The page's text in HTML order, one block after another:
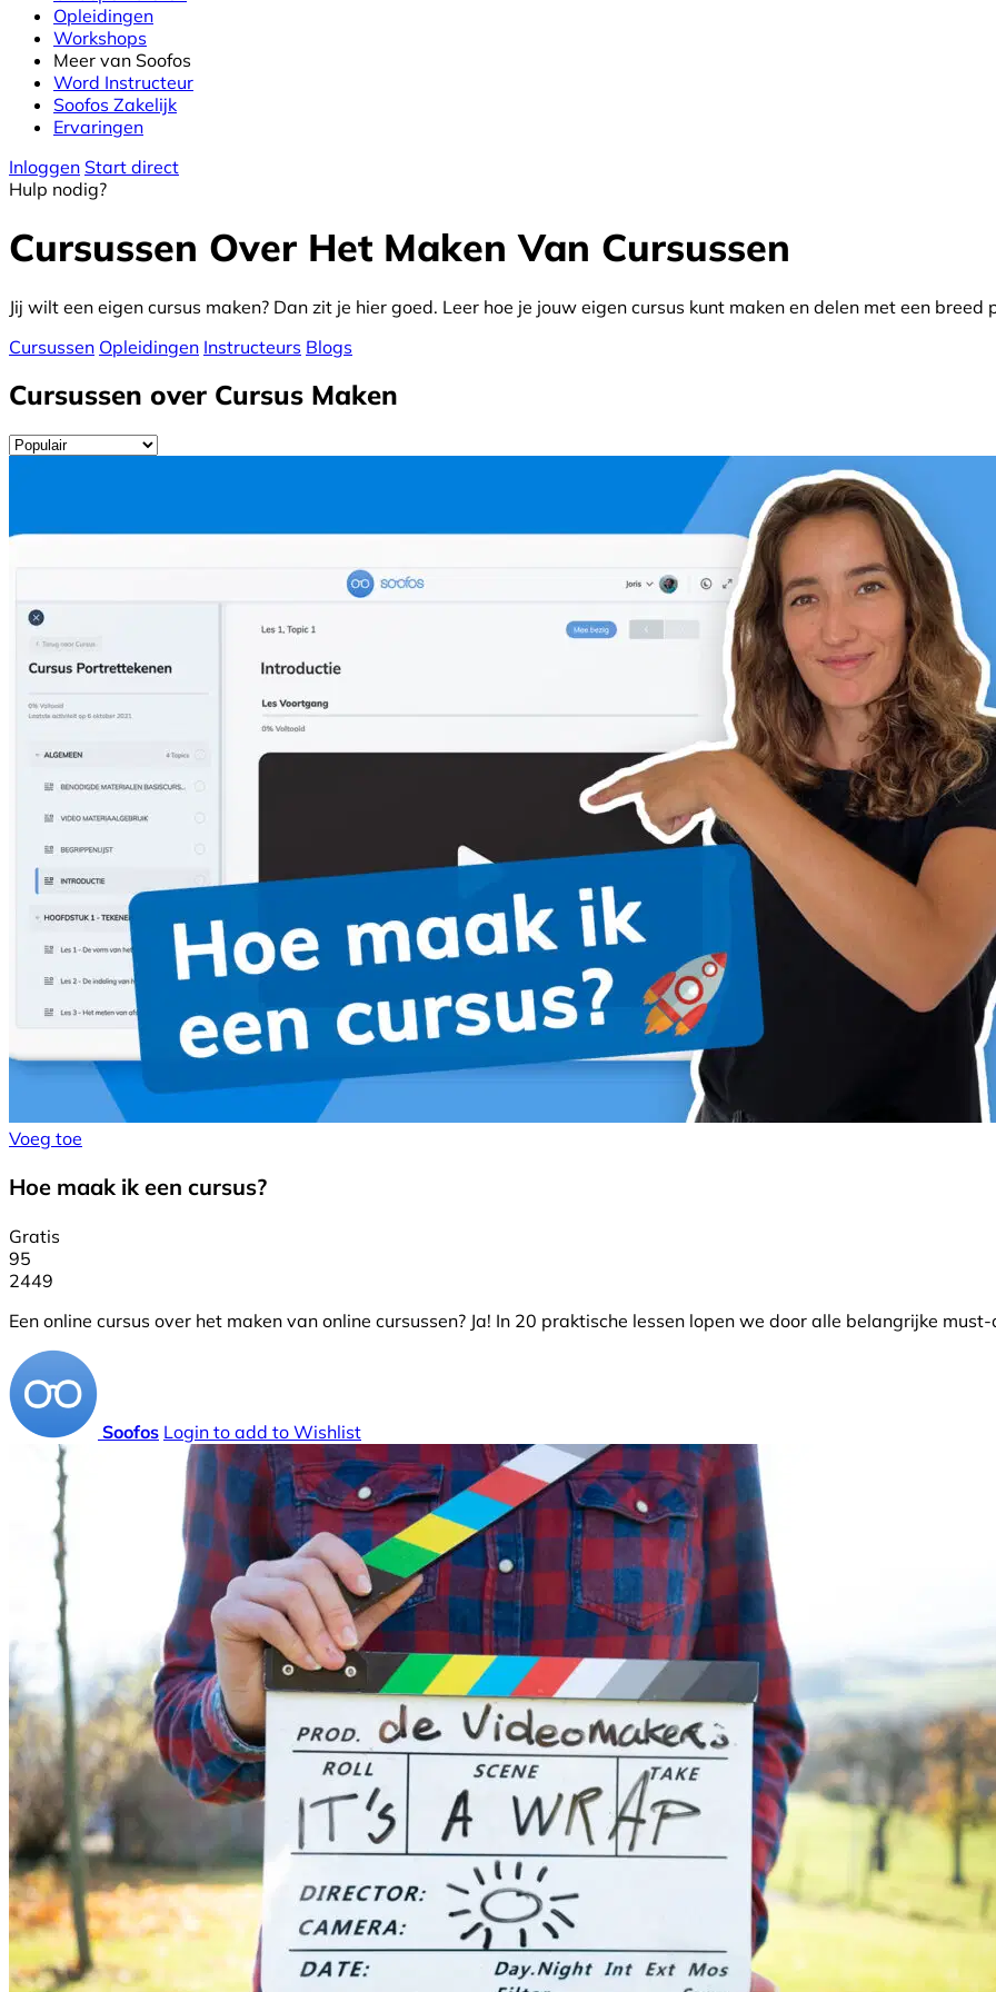
Opleidingen
Workshops
Meer van Soofos
Word Instructeur
Soofos Zakelijk
Ervaringen
Inloggen Start direct
Hulp nodig?
Cursussen Over Het Maken Van Cursussen
Jij wilt een eigen cursus maken? Dan zit je hier goed. Leer hoe je jouw eigen cursus kunt maken en delen met een
Cursussen Opleidingen Instructeurs Blogs
Cursussen over Cursus Maken
Voeg toe
Hoe maak ik een cursus?
Gratis
95
2449
Een online cursus over het maken van online cursussen? Ja! In 20 praktische lessen lopen we door alle belangrijke
Soofos Login to add to Wishlist